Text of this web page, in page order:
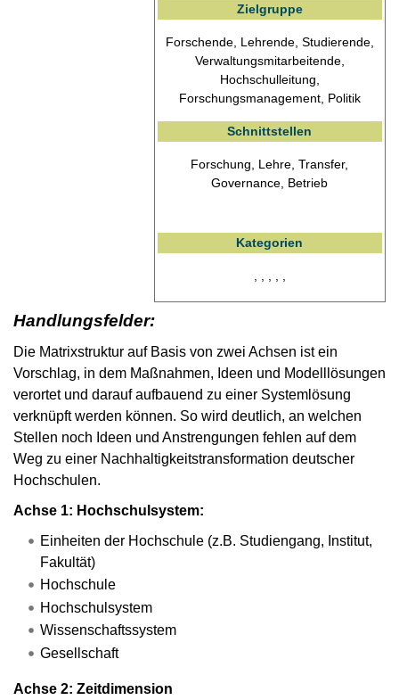
Zielgruppe
Forschende, Lehrende, Studierende,
Verwaltungsmitarbeitende,
Hochschulleitung,
Forschungsmanagement, Politik
Schnittstellen
Forschung, Lehre, Transfer,
Governance, Betrieb
Kategorien
Handlungsfelder:
Die Matrixstruktur auf Basis von zwei Achsen ist ein
Vorschlag, in dem Maßnahmen, Ideen und Modelllösungen
verortet und darauf aufbauend zu einer Systemlösung
verknüpft werden können. So wird deutlich, an welchen
Stellen noch Ideen und Anstrengungen fehlen auf dem
Weg zu einer Nachhaltigkeitstransformation deutscher
Hochschulen.
Achse 1: Hochschulsystem:
Einheiten der Hochschule (z.B. Studiengang, Institut,
Fakultät)
Hochschule
Hochschulsystem
Wissenschaftssystem
Gesellschaft
Achse 2: Zeitdimension